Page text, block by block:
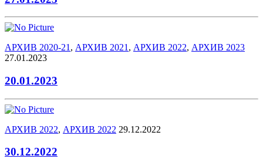
АРХИВ 2020-21 , АРХИВ 2021 , АРХИВ 2022, АРХИВ 2023
27.01.2023
20.01.2023
АРХИВ 2022, АРХИВ 2022 29.12.2022
30.12.2022